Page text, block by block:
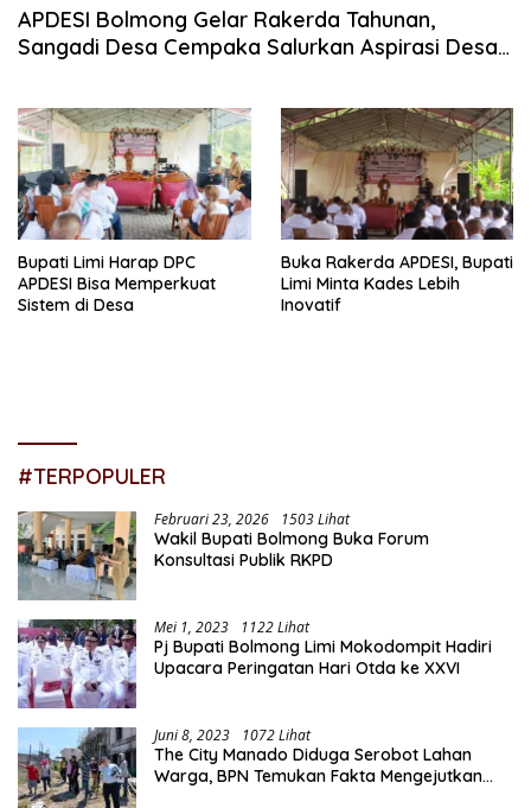
APDESI Bolmong Gelar Rakerda Tahunan,
Sangadi Desa Cempaka Salurkan Aspirasi Desa
Bupati Limi Harap DPC
APDESI Bisa Memperkuat
Sistem di Desa
Buka Rakerda APDESI, Bupati
Limi Minta Kades Lebih
Inovatif
#TERPOPULER
Februari 23, 2026 1503 Lihat
Wakil Bupati Bolmong Buka Forum
Konsultasi Publik RKPD
Mei 1, 2023 1122 Lihat
Pj Bupati Bolmong Limi Mokodompit Hadiri
Upacara Peringatan Hari Otda ke XXVI
Juni 8, 2023 1072 Lihat
The City Manado Diduga Serobot Lahan
Warga, BPN Temukan Fakta Mengejutkan